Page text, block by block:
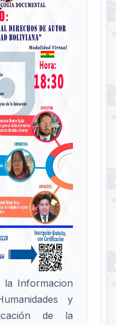
la Informacion
y
de la